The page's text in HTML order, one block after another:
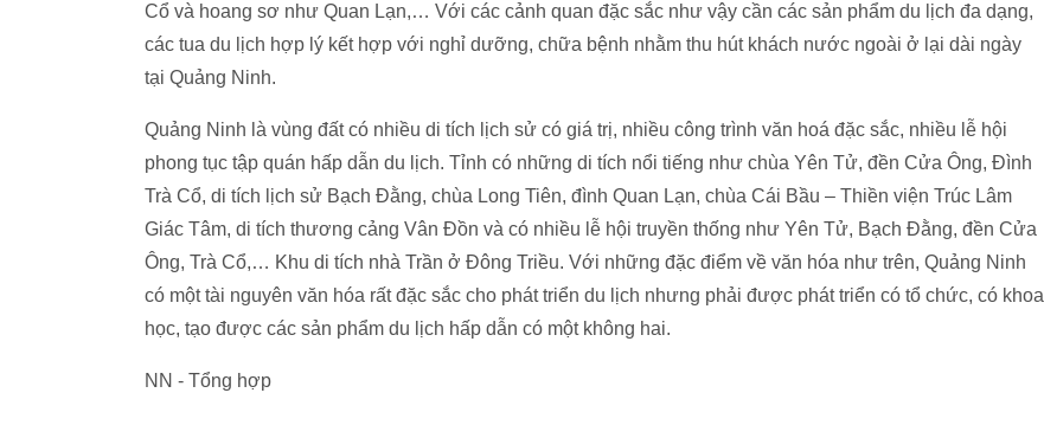
Cổ và hoang sơ như Quan Lạn,… Với các cảnh quan đặc sắc như vậy cần các sản phẩm du lịch đa dạng,
các tua du lịch hợp lý kết hợp với nghỉ dưỡng, chữa bệnh nhằm thu hút khách nước ngoài ở lại dài ngày
tại Quảng Ninh.
Quảng Ninh là vùng đất có nhiều di tích lịch sử có giá trị, nhiều công trình văn hoá đặc sắc, nhiều lễ hội
phong tục tập quán hấp dẫn du lịch. Tỉnh có những di tích nổi tiếng như chùa Yên Tử, đền Cửa Ông, Đình
Trà Cổ, di tích lịch sử Bạch Đằng, chùa Long Tiên, đình Quan Lạn, chùa Cái Bầu – Thiền viện Trúc Lâm
Giác Tâm, di tích thương cảng Vân Đồn và có nhiều lễ hội truyền thống như Yên Tử, Bạch Đằng, đền Cửa
Ông, Trà Cổ,… Khu di tích nhà Trần ở Đông Triều. Với những đặc điểm về văn hóa như trên, Quảng Ninh
có một tài nguyên văn hóa rất đặc sắc cho phát triển du lịch nhưng phải được phát triển có tổ chức, có khoa
học, tạo được các sản phẩm du lịch hấp dẫn có một không hai.
NN - Tổng hợp